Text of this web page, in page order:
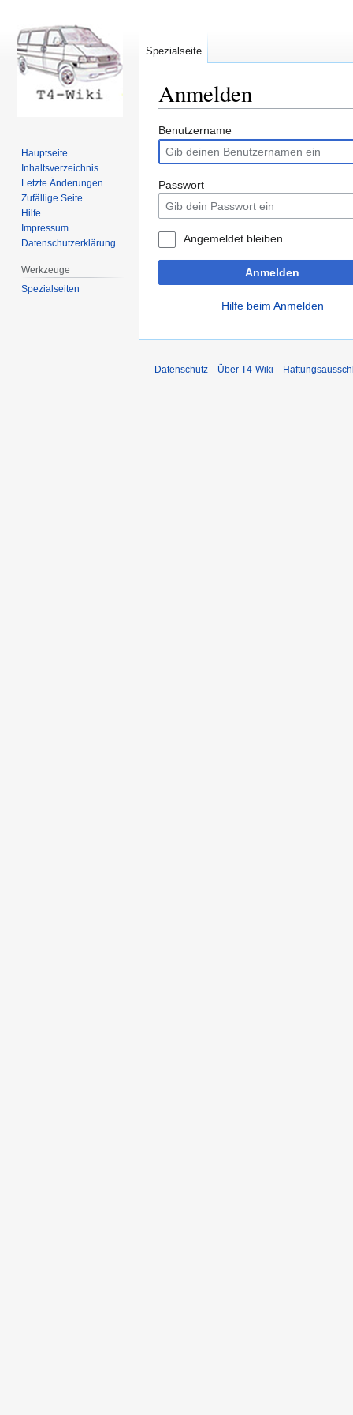
Anmelden
Zur
Navigation
springen
Zur
Suche
springen
Benutzername
Passwort
Angemeldet bleiben
Anmelden
Hilfe beim Anmelden
Spezialseite
Hauptseite
Inhaltsverzeichnis
Letzte Änderungen
Zufällige Seite
Hilfe
Impressum
Datenschutzerklärung
Werkzeuge
Spezialseiten
Datenschutz Über T4-Wiki